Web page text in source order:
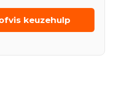
keuzehulp